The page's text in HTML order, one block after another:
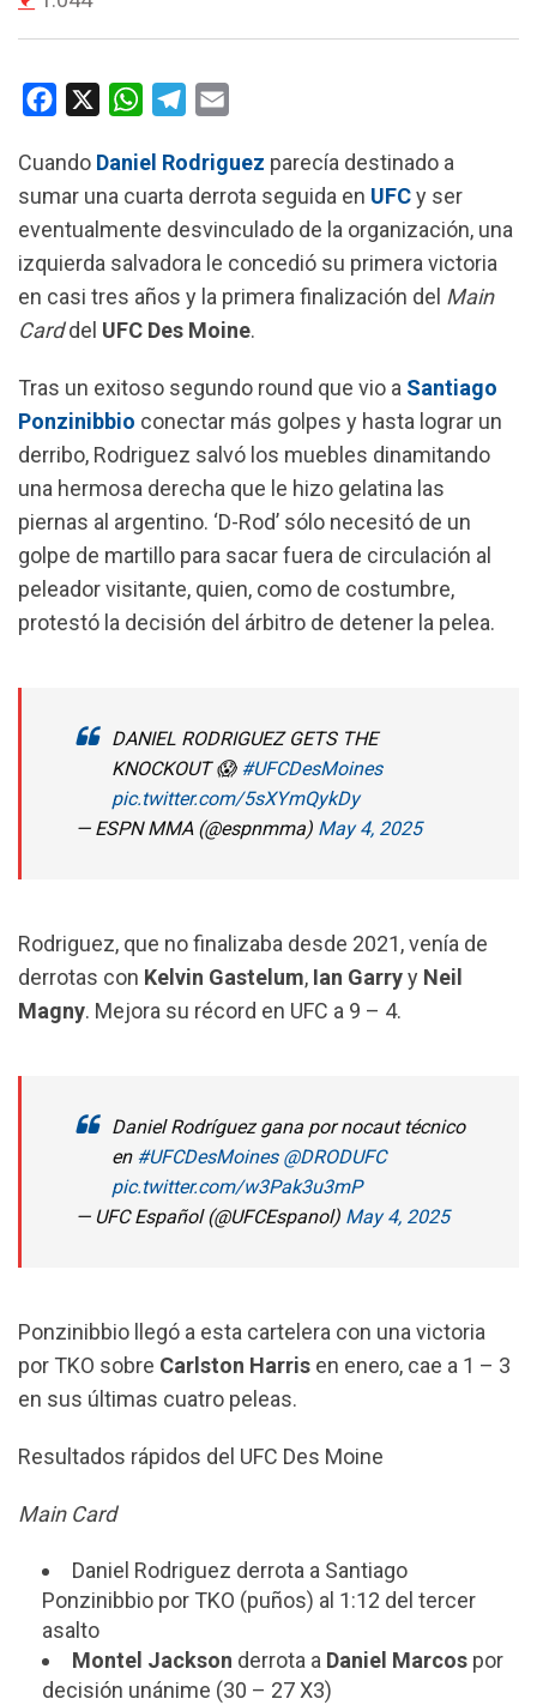
c
e
b
o
o
k
W
a
t
s
A
p
p
l
e
g
r
a
m
a
i
l
Cuando Daniel Rodriguez parecía destinado a
sumar una cuarta derrota seguida en UFCy ser
eventualmente desvinculado de la organización, una
izquierda salvadora le concedió su primera victoria
en casi tres años y la primera finalización del Main
Carddel UFC Des Moine.
Tras un exitoso segundo round que vio a Santiago
Ponzinibbio conectar más golpes y hasta lograr un
derribo, Rodriguez salvó los muebles dinamitando
una hermosa derecha que le hizo gelatina las
piernas al argentino. ‘D-Rod’ sólo necesitó de un
golpe de martillo para sacar fuera de circulación al
peleador visitante, quien, como de costumbre,
protestó la decisión del árbitro de detener la pelea.
DANIEL RODRIGUEZ GETS THE
KNOCKOUT 😱 #UFCDesMoines
pic.twitter.com/5sXYmQykDy
— ESPN MMA (@espnmma) May 4, 2025
Rodriguez, que no finalizaba desde 2021, venía de
derrotas con Kelvin Gastelum, Ian Garryy Neil
Magny. Mejora su récord en UFC a 9 – 4.
Daniel Rodríguez gana por nocaut técnico
en #UFCDesMoines @DRODUFC
pic.twitter.com/w3Pak3u3mP
— UFC Español (@UFCEspanol) May 4, 2025
Ponzinibbio llegó a esta cartelera con una victoria
por TKO sobre Carlston Harris en enero, cae a 1 – 3
en sus últimas cuatro peleas.
Resultados rápidos del UFC Des Moine
Main Card
Daniel Rodriguez derrota a Santiago
Ponzinibbio por TKO (puños) al 1:12 del tercer
asalto
Montel Jackson derrota a Daniel Marcos por
decisión unánime (30 – 27 X3)